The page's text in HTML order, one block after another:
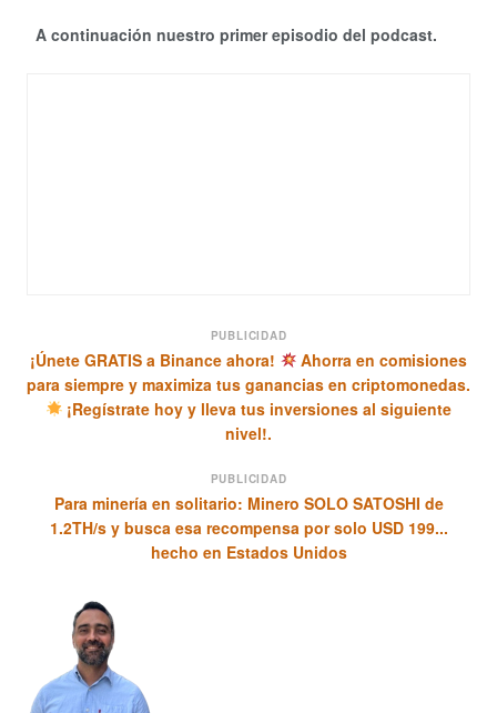
A continuación nuestro primer episodio del podcast.
PUBLICIDAD
¡Únete GRATIS a Binance ahora!
Ahorra en comisiones
para siempre y maximiza tus ganancias en criptomonedas.
¡Regístrate hoy y lleva tus inversiones al siguiente
nivel!.
PUBLICIDAD
Para minería en solitario: Minero SOLO SATOSHI de
1.2TH/s y busca esa recompensa por solo USD 199...
hecho en Estados Unidos